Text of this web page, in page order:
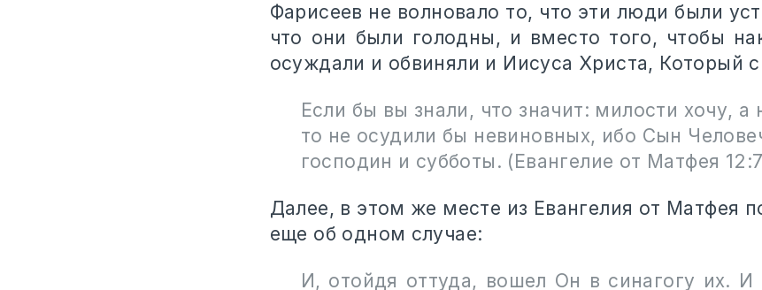
Фарисеев не волновало то, что эти люди были
что они были голодны, и вместо того, чтобы
осуждали и обвиняли и Иисуса Христа, Который
Если бы вы знали, что значит: милости хочу, а
то не осудили бы невиновных, ибо Сын
господин и субботы. (Евангелие от Матфея
Далее, в этом же месте из Евангелия от Матфея
еще об одном случае:
И, отойдя оттуда, вошел Он в синагогу их. И